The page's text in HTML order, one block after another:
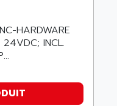
HARDWARE
INCL.